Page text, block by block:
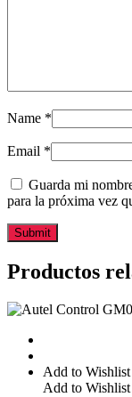
Name *
Email *
Guarda mi
para la próxima vez
Productos
Add to Wishlist
Add to Wishlist